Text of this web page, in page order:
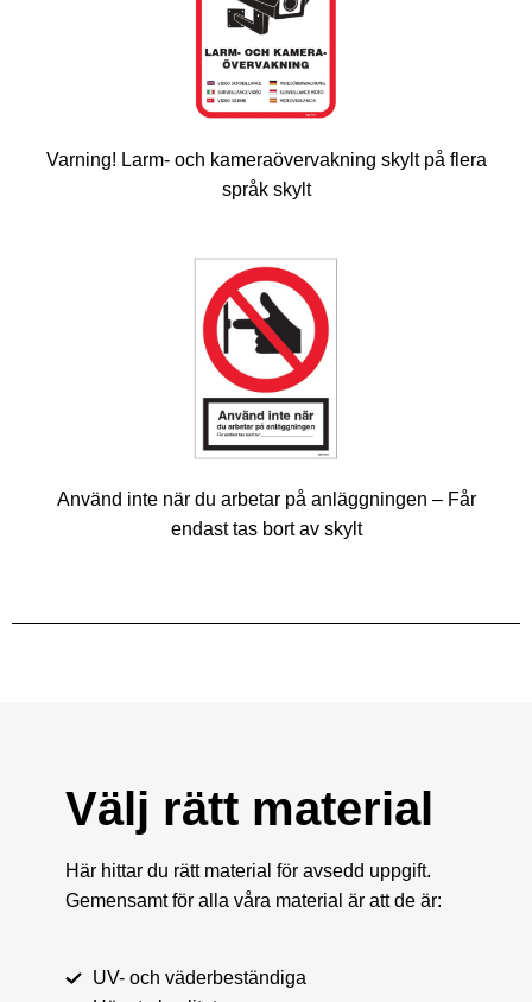
Varning! Larm- och kameraövervakning skylt på flera
språk skylt
Använd inte när du arbetar på anläggningen – Får
endast tas bort av skylt
Välj rätt material
Här hittar du rätt material för avsedd uppgift.
Gemensamt för alla våra material är att de är:
UV- och väderbeständiga